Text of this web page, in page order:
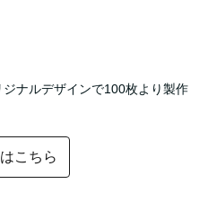
ナルデザインで100枚より製作
こちら